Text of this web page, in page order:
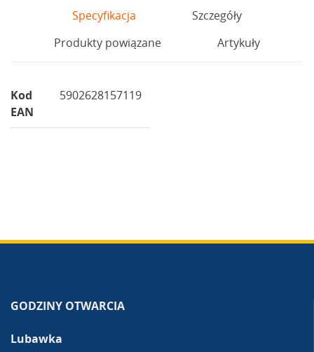
Specyfikacja
Szczegóły
Produkty powiązane
Artykuły
Kod
EAN
5902628157119
GODZINY OTWARCIA
Lubawka